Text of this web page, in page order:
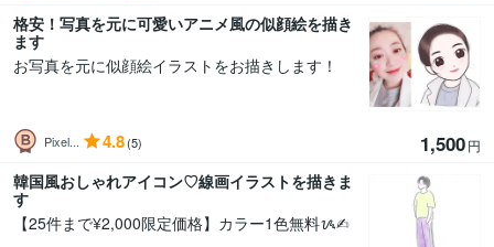
格安！写真を元に可愛いアニメ風の似顔絵を描き
ます
お写真を元に似顔絵イラストをお描きします！
Pixel... 4.8(5) 1,500円
韓国風おしゃれアイコン♡線画イラストを描きま
す
【25件まで¥2,000限定価格】カラー1色無料ᝰ︎✍︎